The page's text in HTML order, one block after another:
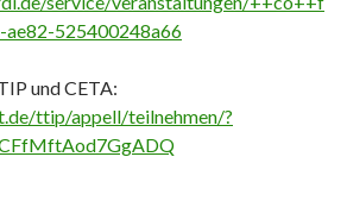
525400248a66
und CETA:
ttip/appell/teilnehmen/?